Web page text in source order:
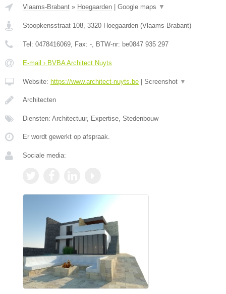
Vlaams-Brabant » Hoegaarden Google maps ▼
Stoopkensstraat 108, 3320 Hoegaarden (Vlaams-Brabant)
Tel: 0478416069, Fax: -, BTW-nr: be0847 935 297
E-mail › BVBA Architect Nuyts
Website: https://www.architect-nuyts.be Screenshot ▼
Architecten
Diensten: Architectuur, Expertise, Stedenbouw
Er wordt gewerkt op afspraak.
Sociale media: